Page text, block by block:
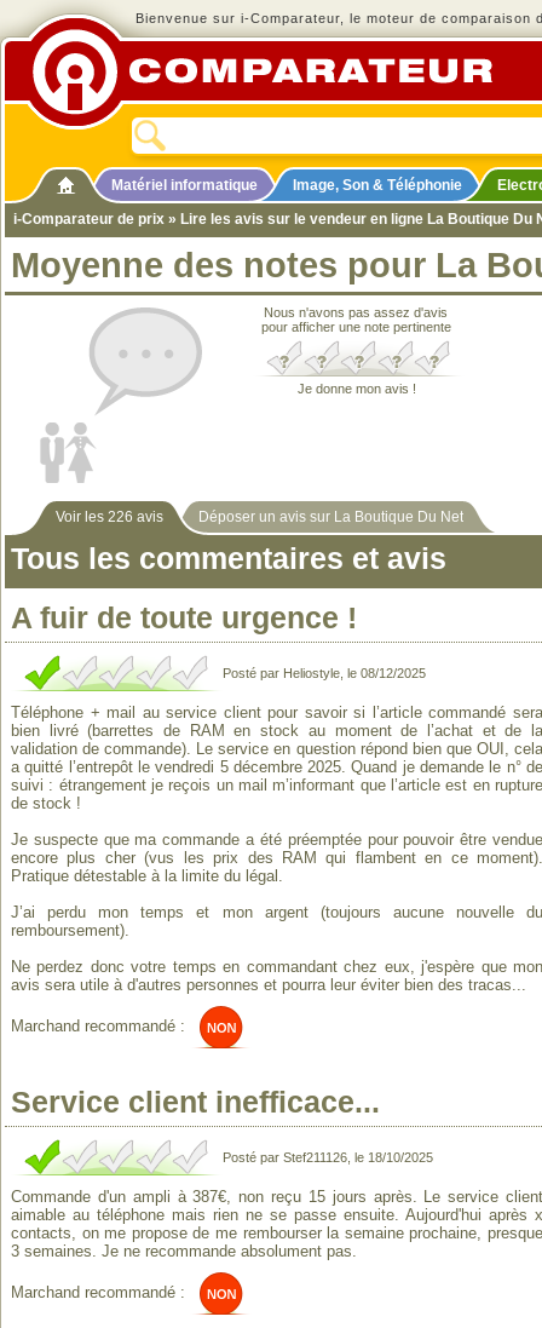
Bienvenue sur i-Comparateur, le moteur de comparaison
Matériel informatique Image, Son & Téléphonie
i-Comparateur de prix » Lire les avis sur le vendeur en ligne La Boutique Du
Moyenne des notes pour La
Nous n'avons pas assez d'avis
pour afficher une note pertinente
Je donne mon avis !
Voir les 226 avis Déposer un avis sur La Boutique Du Net
Tous les commentaires et avis
A fuir de toute urgence !
Posté par Heliostyle, le 08/12/2025
Téléphone + mail au service client pour savoir si l’article commandé sera
bien livré (barrettes de RAM en stock au moment de l’achat et de la
validation de commande). Le service en question répond bien que OUI, cela
a quitté l’entrepôt le vendredi 5 décembre 2025. Quand je demande le n° de
suivi : étrangement je reçois un mail m’informant que l’article est en rupture
de stock !
Je suspecte que ma commande a été préemptée pour pouvoir être vendue
encore plus cher (vus les prix des RAM qui flambent en ce moment).
Pratique détestable à la limite du légal.
J’ai perdu mon temps et mon argent (toujours aucune nouvelle du
remboursement).
Ne perdez donc votre temps en commandant chez eux, j'espère que mon
avis sera utile à d'autres personnes et pourra leur éviter bien des tracas...
Marchand recommandé :
Service client inefficace...
Posté par Stef211126, le 18/10/2025
Commande d'un ampli à 387€, non reçu 15 jours après. Le service client
aimable au téléphone mais rien ne se passe ensuite. Aujourd'hui après x
contacts, on me propose de me rembourser la semaine prochaine, presque
3 semaines. Je ne recommande absolument pas.
Marchand recommandé :